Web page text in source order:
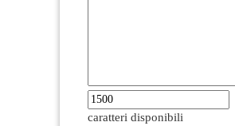
caratteri disponibili